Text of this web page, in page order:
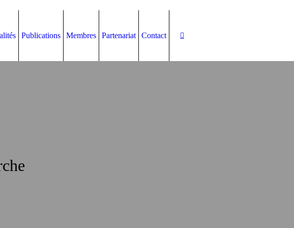
Publications Membres Partenariat Contact